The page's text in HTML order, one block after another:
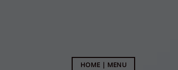
HOME | MENU